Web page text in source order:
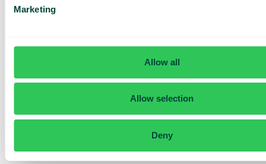
Marketing
Allow all
Allow selection
Deny
Regelefterlevnad är viktigare än någonsin. Här guidar vi